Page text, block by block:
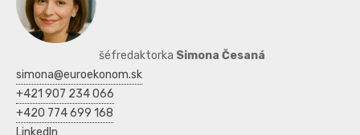
šéfredaktorka Simona Česaná
simona@euroekonom.sk
+421 907 234 066
+420 774 699 168
LinkedIn